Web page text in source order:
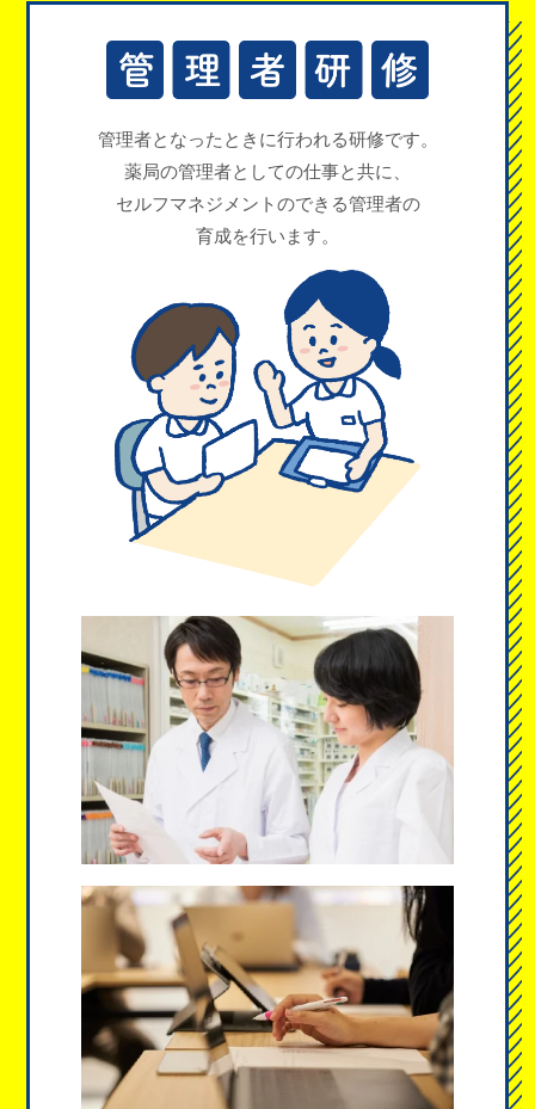
管理者となったときに行われる研修です。
薬局の管理者としての仕事と共に、
セルフマネジメントのできる管理者の
育成を行います。